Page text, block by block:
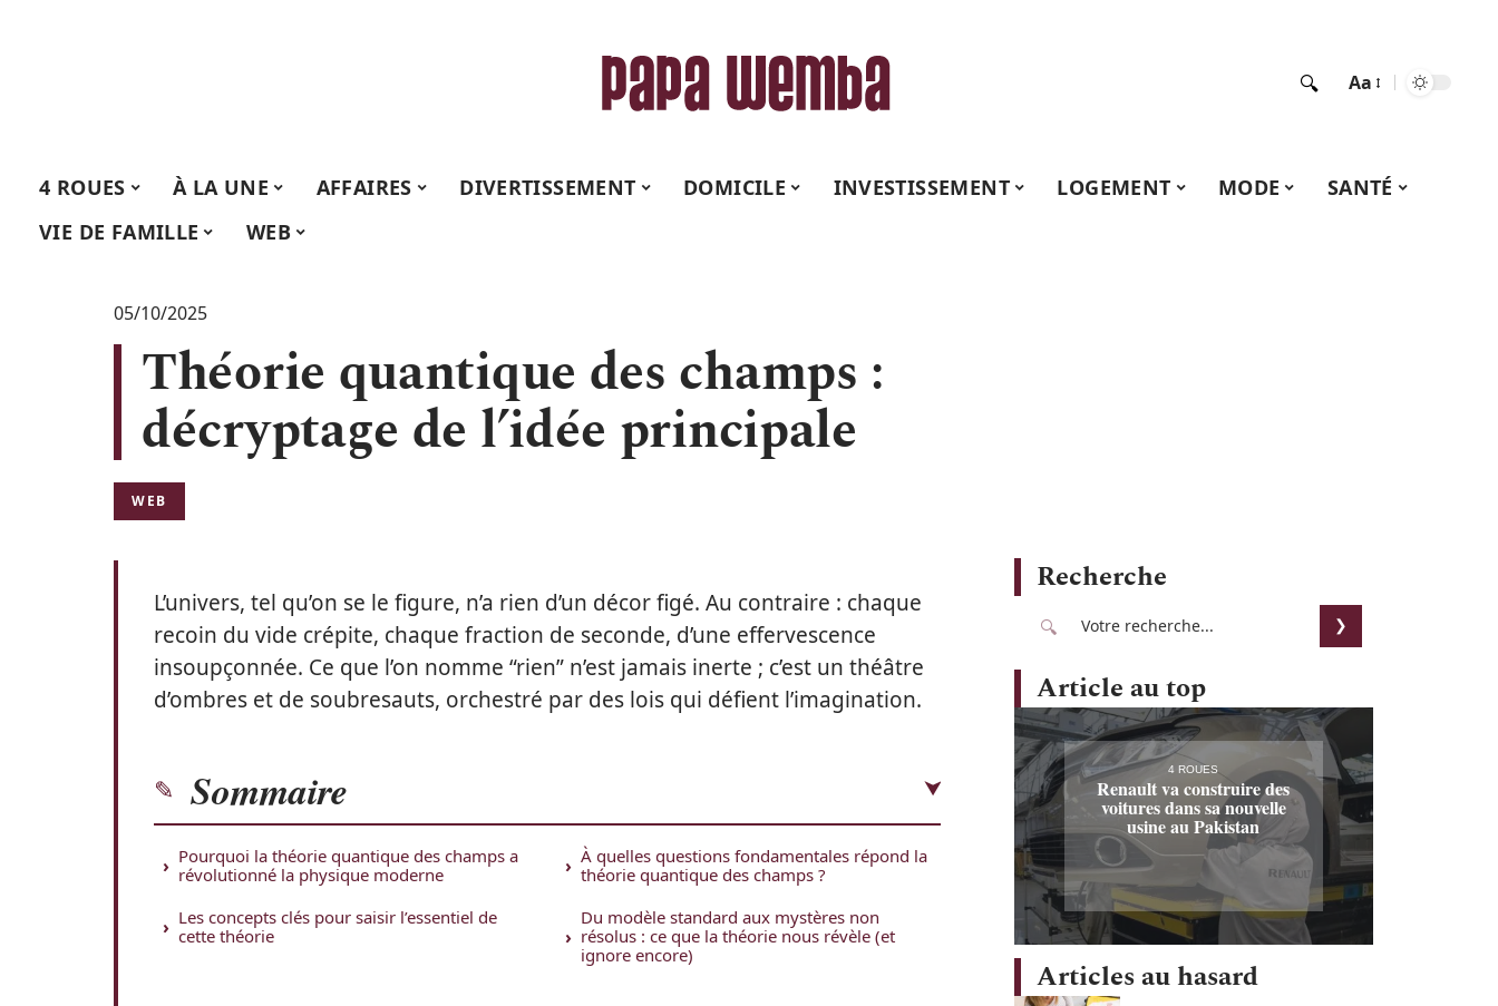
Aa
4 ROUES À LA UNE AFFAIRES DIVERTISSEMENT DOMICILE INVESTISSEMENT LOGEMENT MODE
SANTÉ
VIE DE FAMILLE
WEB
05/10/2025
Théorie quantique des champs :
décryptage de l’idée principale
WEB
L’univers, tel qu’on se le figure, n’a rien d’un décor figé. Au contraire : chaque
recoin du vide crépite, chaque fraction de seconde, d’une effervescence
insoupçonnée. Ce que l’on nomme “rien” n’est jamais inerte ; c’est un théâtre
d’ombres et de soubresauts, orchestré par des lois qui défient l’imagination.
Sommaire
Pourquoi la théorie quantique des champs a
révolutionné la physique moderne
Les concepts clés pour saisir l’essentiel de
cette théorie
À quelles questions fondamentales répond la
théorie quantique des champs ?
Du modèle standard aux mystères non
résolus : ce que la théorie nous révèle (et
ignore encore)
Recherche
Article au top
4 ROUES
Renault va construire des
voitures dans sa nouvelle
usine au Pakistan
Articles au hasard